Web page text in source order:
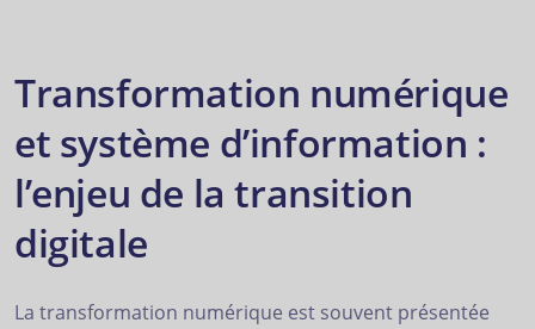
Transformation numérique
et système d’information :
l’enjeu de la transition
digitale
La transformation numérique est souvent présentée